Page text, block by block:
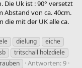
Uk ist : 90° versetzt
Abstand von ca. 40cm.
die mit der UK alle ca.
dielung
eiche
tritschall holzdiele
Antworten: 9